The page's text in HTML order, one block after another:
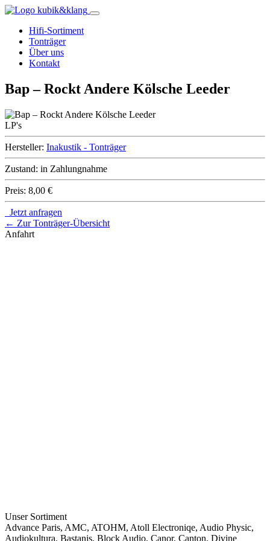
Hifi-Sortiment
Tonträger
Über uns
Kontakt
Bap – Rockt Andere Kölsche Leeder
LP's
Hersteller: Inakustik - Tonträger
Zustand: in Zahlungnahme
Preis: 8,00 €
Jetzt anfragen
← Zur Tonträger-Übersicht
Anfahrt
Unser Sortiment
Advance Paris, AMC, ATOHM, Atoll Electroniqe, Audio Physic,
Audiokultura, Bastanis, Block Audio, Canor, Canton, Divine